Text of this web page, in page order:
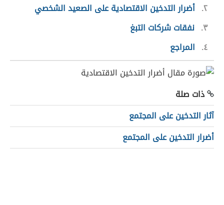
٢ أضرار التدخين الاقتصادية على الصعيد الشخصي
٣ نفقات شركات التبغ
٤
المراجع
ذات صلة
آثار التدخين على المجتمع
أضرار التدخين على المجتمع